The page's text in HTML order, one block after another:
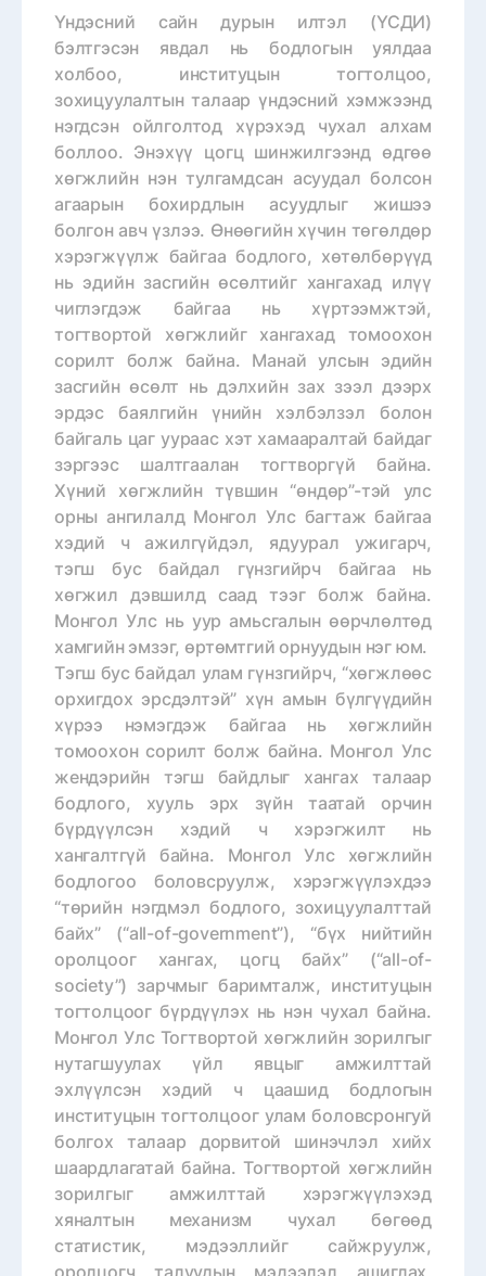
Үндэсний сайн дурын илтэл (ҮСДИ)
бэлтгэсэн явдал нь бодлогын уялдаа
холбоо, институцын тогтолцоо,
зохицуулалтын талаар үндэсний хэмжээнд
нэгдсэн ойлголтод хүрэхэд чухал алхам
боллоо. Энэхүү цогц шинжилгээнд өдгөө
хөгжлийн нэн тулгамдсан асуудал болсон
агаарын бохирдлын асуудлыг жишээ
болгон авч үзлээ. Өнөөгийн хүчин төгөлдөр
хэрэгжүүлж байгаа бодлого, хөтөлбөрүүд
нь эдийн засгийн өсөлтийг хангахад илүү
чиглэгдэж байгаа нь хүртээмжтэй,
тогтвортой хөгжлийг хангахад томоохон
сорилт болж байна. Манай улсын эдийн
засгийн өсөлт нь дэлхийн зах зээл дээрх
эрдэс баялгийн үнийн хэлбэлзэл болон
байгаль цаг уураас хэт хамааралтай байдаг
зэргээс шалтгаалан тогтворгүй байна.
Хүний хөгжлийн түвшин “өндөр”-тэй улс
орны ангилалд Монгол Улс багтаж байгаа
хэдий ч ажилгүйдэл, ядуурал ужигарч,
тэгш бус байдал гүнзгийрч байгаа нь
хөгжил дэвшилд саад тээг болж байна.
Монгол Улс нь уур амьсгалын өөрчлөлтөд
хамгийн эмзэг, өртөмтгий орнуудын нэг юм.
Тэгш бус байдал улам гүнзгийрч, “хөгжлөөс
орхигдох эрсдэлтэй” хүн амын бүлгүүдийн
хүрээ нэмэгдэж байгаа нь хөгжлийн
томоохон сорилт болж байна. Монгол Улс
жендэрийн тэгш байдлыг хангах талаар
бодлого, хууль эрх зүйн таатай орчин
бүрдүүлсэн хэдий ч хэрэгжилт нь
хангалтгүй байна. Монгол Улс хөгжлийн
бодлогоо боловсруулж, хэрэгжүүлэхдээ
“төрийн нэгдмэл бодлого, зохицуулалттай
байх” (“all-of-government”), “бүх нийтийн
оролцоог хангах, цогц байх” (“all-of-
society”) зарчмыг баримталж, институцын
тогтолцоог бүрдүүлэх нь нэн чухал байна.
Монгол Улс Тогтвортой хөгжлийн зорилгыг
нутагшуулах үйл явцыг амжилттай
эхлүүлсэн хэдий ч цаашид бодлогын
институцын тогтолцоог улам боловсронгуй
болгох талаар дорвитой шинэчлэл хийх
шаардлагатай байна. Тогтвортой хөгжлийн
зорилгыг амжилттай хэрэгжүүлэхэд
хяналтын механизм чухал бөгөөд
статистик, мэдээллийг сайжруулж,
оролцогч талуудын мэдээлэл ашиглах,